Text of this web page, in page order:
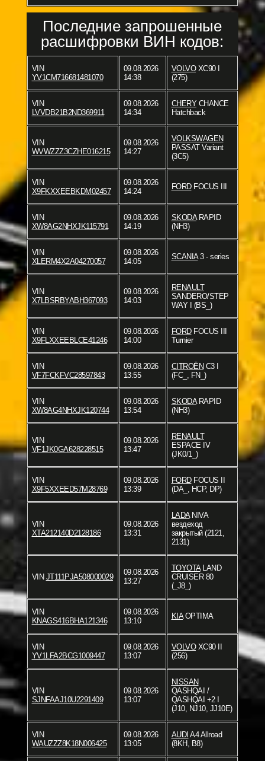
Последние запрошенные
расшифровки ВИН кодов:
VIN
YV1CM716681481070
09.08.2026
14:38
VOLVOXC90 I
(275)
VIN
LVVDB21B2ND369911
09.08.2026
14:34
CHERYCHANCE
Hatchback
VIN
WVWZZZ3CZHE016215
09.08.2026
14:27
VOLKSWAGEN
PASSAT Variant
(3C5)
VIN
X9FKXXEEBKDM02457
09.08.2026
14:24
FORDFOCUS III
VIN
XW8AG2NHXJK115791
09.08.2026
14:19
SKODARAPID
(NH3)
VIN
XLERM4X2A04270057
09.08.2026
14:05
SCANIA3 - series
VIN
X7LBSRBYABH367093
09.08.2026
14:03
RENAULT
SANDERO/STEP
WAY I (BS_)
VIN
X9FLXXEEBLCE41246
09.08.2026
14:00
FORDFOCUS III
Turnier
VIN
VF7FCKFVC28597843
09.08.2026
13:55
CITROËN C3 I
(FC_, FN_)
VIN
XW8AG4NHXJK120744
09.08.2026
13:54
SKODARAPID
(NH3)
VIN
VF1JK0GA628228515
09.08.2026
13:47
RENAULT
ESPACE IV
(JK0/1_)
VIN
X9F5XXEED57M28769
09.08.2026
13:39
FORDFOCUS II
(DA_, HCP, DP)
VIN
XTA212140D2128186
09.08.2026
13:31
LADANIVA
вездеход
закрытый (2121,
2131)
VIN JT111PJA508000029
09.08.2026
13:27
TOYOTALAND
CRUISER 80
(_J8_)
VIN
KNAGS416BHA121346
09.08.2026
13:10
KIAOPTIMA
VIN
YV1LFA2BCG1009447
09.08.2026
13:07
VOLVOXC90 II
(256)
VIN
SJNFAAJ10U2291409
09.08.2026
13:07
NISSAN
QASHQAI /
QASHQAI +2 I
(J10, NJ10, JJ10E)
VIN
WAUZZZ8K18N006425
09.08.2026
13:05
AUDI A4 Allroad
(8KH, B8)